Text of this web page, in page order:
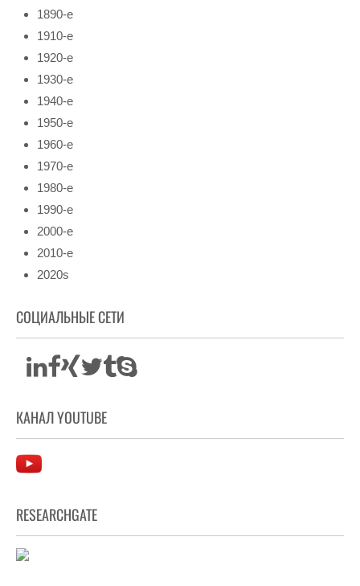
1890-е
1910-е
1920-е
1930-е
1940-е
1950-е
1960-е
1970-е
1980-е
1990-е
2000-е
2010-е
2020s
СОЦИАЛЬНЫЕ СЕТИ
КАНАЛ YOUTUBE
RESEARCHGATE